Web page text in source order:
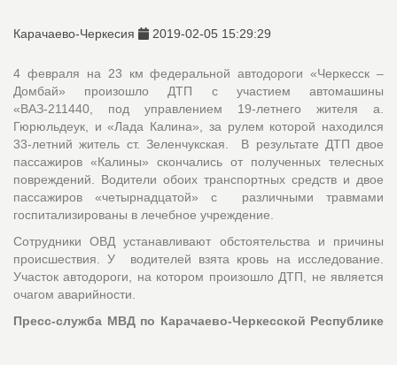
Карачаево-Черкесия 2019-02-05 15:29:29
4 февраля на 23 км федеральной автодороги «Черкесск –
Домбай» произошло ДТП с участием автомашины
«ВАЗ-211440, под управлением 19-летнего жителя а.
Гюрюльдеук, и «Лада Калина», за рулем которой находился
33-летний житель ст. Зеленчукская. В результате ДТП двое
пассажиров «Калины» скончались от полученных телесных
повреждений. Водители обоих транспортных средств и двое
пассажиров «четырнадцатой» с различными травмами
госпитализированы в лечебное учреждение.
Сотрудники ОВД устанавливают обстоятельства и причины
происшествия. У водителей взята кровь на исследование.
Участок автодороги, на котором произошло ДТП, не является
очагом аварийности.
Пресс-служба МВД по Карачаево-Черкесской Республике